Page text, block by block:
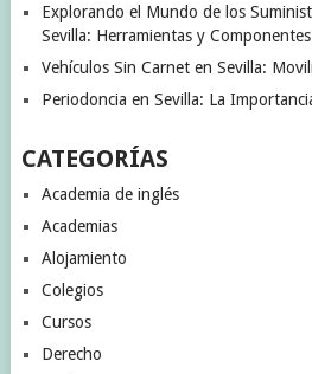
Explorando el Mundo de los
Sevilla: Herramientas y Componentes
Vehículos Sin Carnet en Sevilla:
Periodoncia en Sevilla: La
CATEGORÍAS
Academia de inglés
Academias
Alojamiento
Colegios
Cursos
Derecho